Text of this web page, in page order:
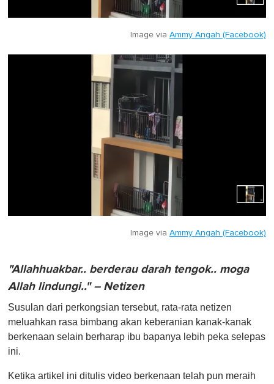
Image via Ammy Angah (Facebook)
Image via Ammy Angah (Facebook)
"Allahhuakbar.. berderau darah tengok.. moga
Allah lindungi.." – Netizen
Susulan dari perkongsian tersebut, rata-rata netizen
meluahkan rasa bimbang akan keberanian kanak-kanak
berkenaan selain berharap ibu bapanya lebih peka selepas
ini.
Ketika artikel ini ditulis video berkenaan telah pun meraih